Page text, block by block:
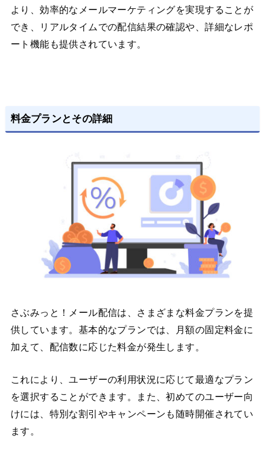
より、効率的なメールマーケティングを実現することが
でき、リアルタイムでの配信結果の確認や、詳細なレポ
ート機能も提供されています。
料金プランとその詳細
さぶみっと！メール配信は、さまざまな料金プランを提
供しています。基本的なプランでは、月額の固定料金に
加えて、配信数に応じた料金が発生します。
これにより、ユーザーの利用状況に応じて最適なプラン
を選択することができます。また、初めてのユーザー向
けには、特別な割引やキャンペーンも随時開催されてい
ます。